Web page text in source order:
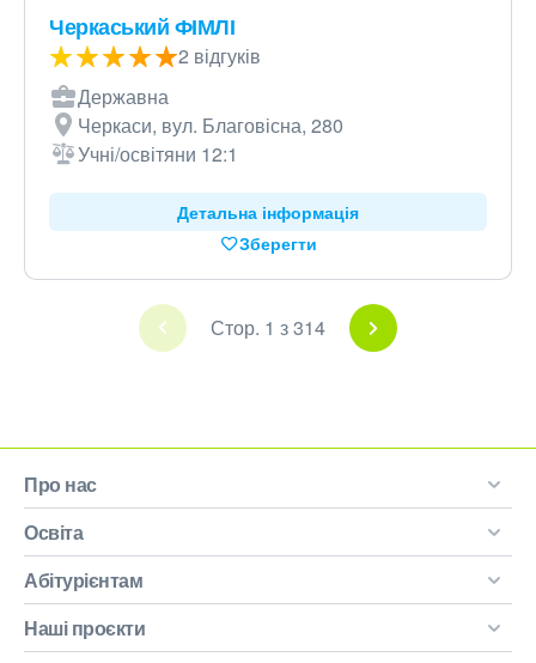
Черкаський ФІМЛІ
2 відгуків
Державна
Черкаси, вул. Благовісна, 280
Учні/освітяни 12:1
Детальна інформація
Зберегти
Стор. 1 з 314
Про нас
Освіта
Абітурієнтам
Наші проєкти